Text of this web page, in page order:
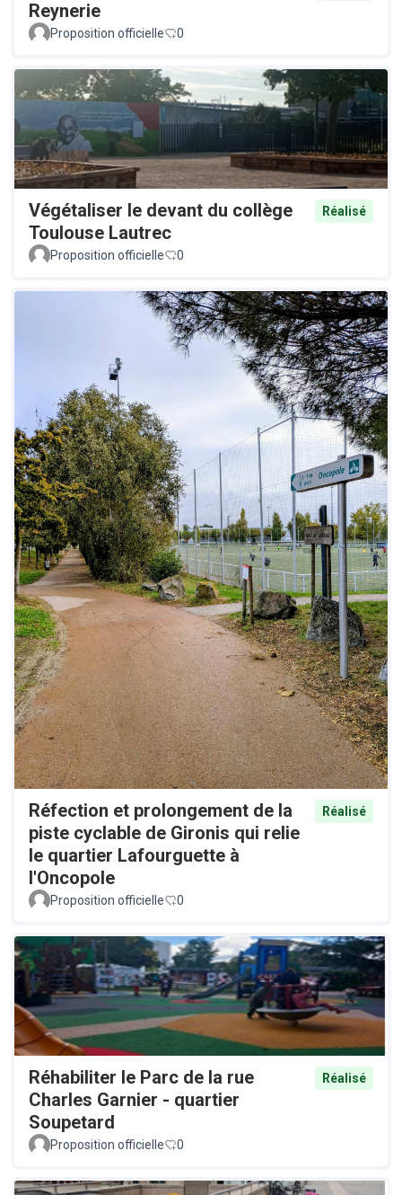
Reynerie
Proposition officielle 0
Végétaliser le devant du collège
Toulouse Lautrec
Réalisé
Proposition officielle 0
Réfection et prolongement de la
piste cyclable de Gironis qui relie
le quartier Lafourguette à
l'Oncopole
Réalisé
Proposition officielle 0
Réhabiliter le Parc de la rue
Charles Garnier - quartier
Soupetard
Réalisé
Proposition officielle 0